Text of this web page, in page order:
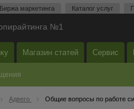
Биржа маркетинга Каталог услуг
№1
Магазин статей Сервис
Адвего Общие вопросы по работе